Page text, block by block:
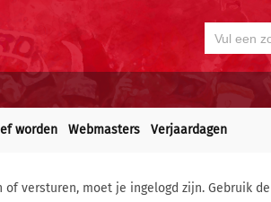
worden Webmasters Verjaardagen
versturen, moet je ingelogd zijn. Gebruik